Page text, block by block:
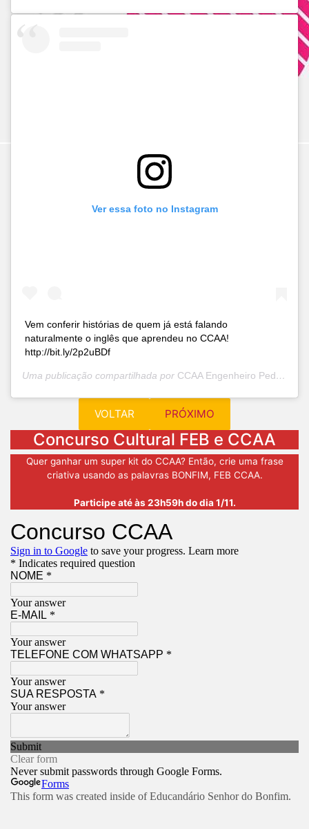
Ver essa foto no Instagram
Vem conferir histórias de quem já está falando
naturalmente o inglês que aprendeu no CCAA!
http://bit.ly/2p2uBDf
Uma publicação compartilhada por CCAA Engenheiro Pedreira
VOLTAR PRÓXIMO
Concurso Cultural FEB e CCAA
Quer ganhar um super kit do CCAA? Então, crie uma frase
criativa usando as palavras BONFIM, FEB CCAA.
Participe até às 23h59h do dia 1/11.